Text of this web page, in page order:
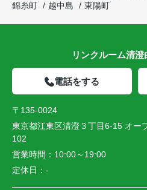
錦糸町
越中島 東陽町
リンクルーム清
電話をする
〒135-0024
東京都江東区清澄３丁目6-15 オー
102
営業時間： 10:00～19:00
定休日： -